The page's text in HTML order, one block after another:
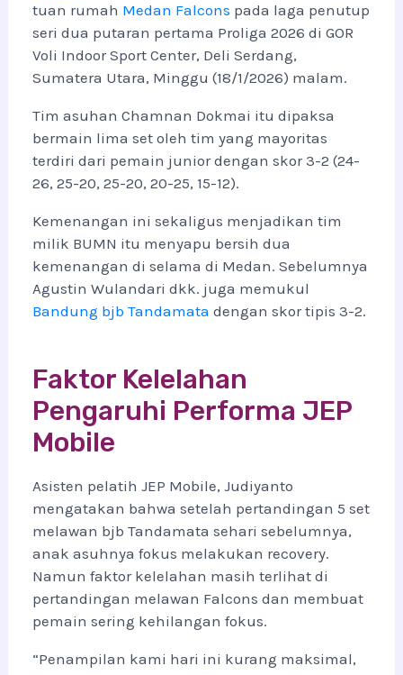
tuan rumah Medan Falcons pada laga penutup
seri dua putaran pertama Proliga 2026 di GOR
Voli Indoor Sport Center, Deli Serdang,
Sumatera Utara, Minggu (18/1/2026) malam.
Tim asuhan Chamnan Dokmai itu dipaksa
bermain lima set oleh tim yang mayoritas
terdiri dari pemain junior dengan skor 3-2 (24-
26, 25-20, 25-20, 20-25, 15-12).
Kemenangan ini sekaligus menjadikan tim
milik BUMN itu menyapu bersih dua
kemenangan di selama di Medan. Sebelumnya
Agustin Wulandari dkk. juga memukul
Bandung bjb Tandamata dengan skor tipis 3-2.
Faktor Kelelahan
Pengaruhi Performa JEP
Mobile
Asisten pelatih JEP Mobile, Judiyanto
mengatakan bahwa setelah pertandingan 5 set
melawan bjb Tandamata sehari sebelumnya,
anak asuhnya fokus melakukan recovery.
Namun faktor kelelahan masih terlihat di
pertandingan melawan Falcons dan membuat
pemain sering kehilangan fokus.
“Penampilan kami hari ini kurang maksimal,